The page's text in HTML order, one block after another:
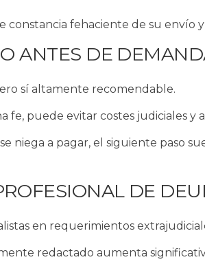
constancia fehaciente de su envío
ANTES DE
sí altamente recomendable.
fe, puede evitar costes judiciales y
niega a pagar, el siguiente paso
DE
en requerimientos
redactado aumenta